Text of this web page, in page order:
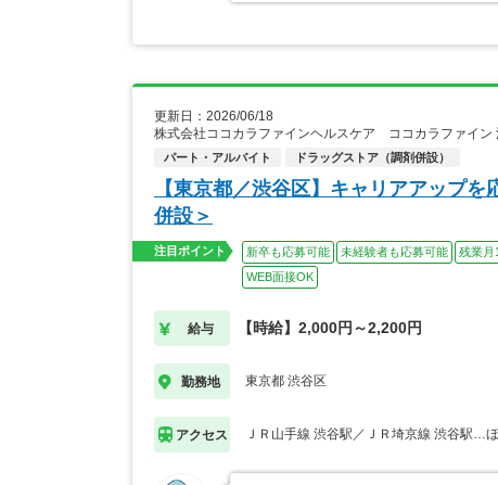
更新日：2026/06/18
株式会社ココカラファインヘルスケア ココカラファイン
パート・アルバイト ドラッグストア（調剤併設）
【東京都／渋谷区】キャリアアップ
併設＞
注目ポイント 新卒も応募可能 未経験者も応募可能 残業月
WEB面接OK
給与 【時給】2,000円～2,200円
勤務地 東京都 渋谷区
アクセス ＪＲ山手線 渋谷駅／ＪＲ埼京線 渋谷駅…